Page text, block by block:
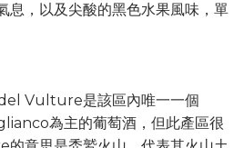
息，以及尖酸的黑色水果風味，單
Vulture是該區內唯一一個
為主的葡萄酒，但此產區很